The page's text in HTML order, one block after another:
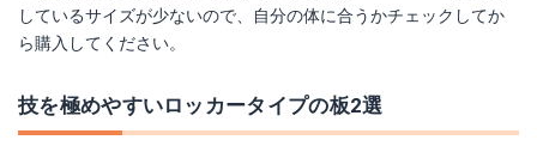
しているサイズが少ないので、自分の体に合うかチェックしてか
ら購入してください。
技を極めやすいロッカータイプの板2選